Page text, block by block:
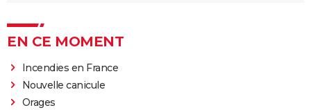
EN CE MOMENT
Incendies en France
Nouvelle canicule
Orages